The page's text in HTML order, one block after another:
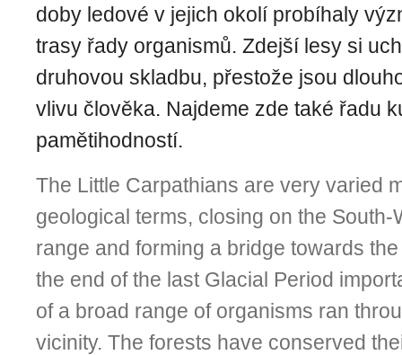
doby ledové v jejich okolí probíhaly
trasy řady organismů. Zdejší lesy si
druhovou skladbu, přestože jsou
vlivu člověka. Najdeme zde také řadu
pamětihodností.
The Little Carpathians are very varied
geological terms, closing on the
range and forming a bridge towards
the end of the last Glacial Period
of a broad range of organisms ran
vicinity. The forests have conserved